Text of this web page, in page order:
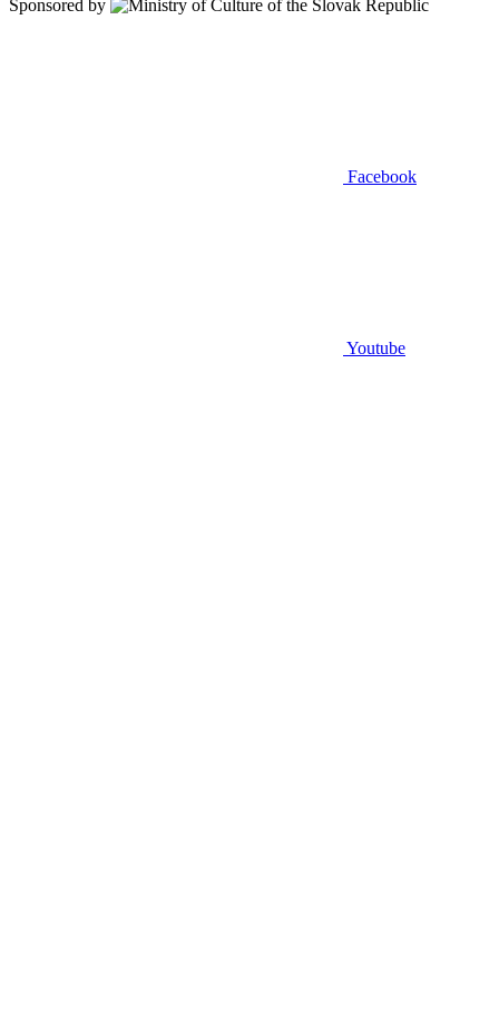
Sponsored by
Facebook
Youtube